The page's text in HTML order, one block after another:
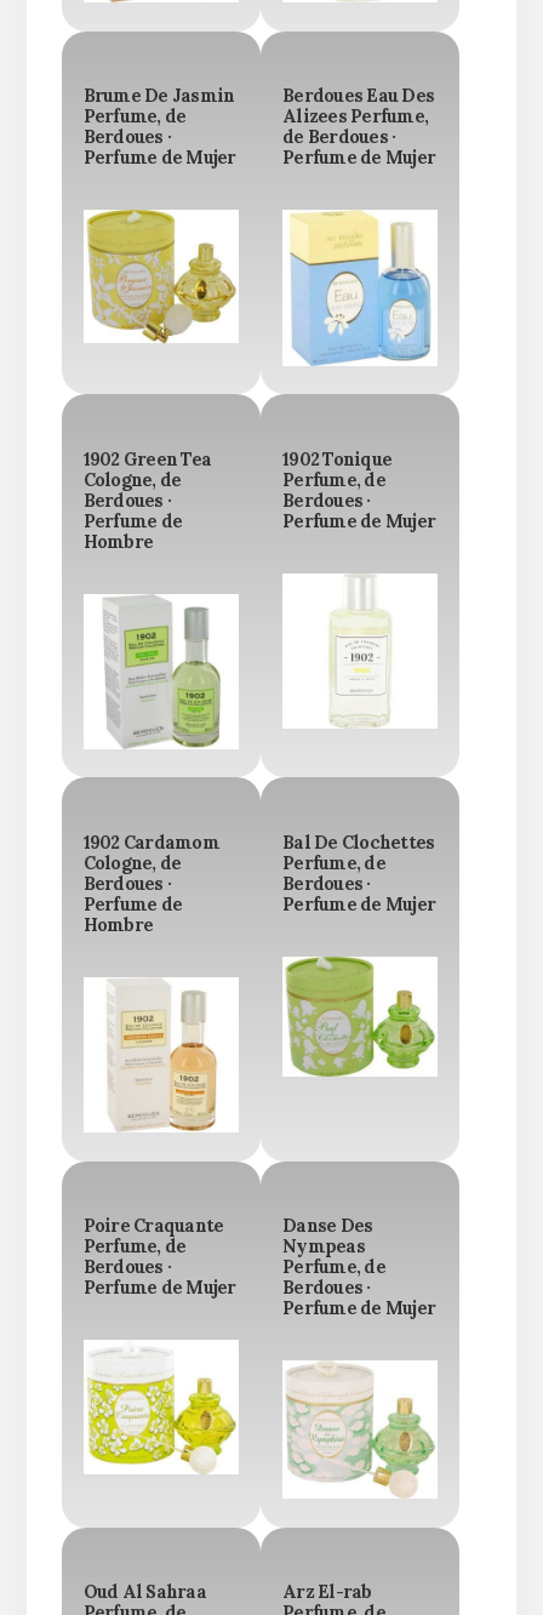
Brume De Jasmin
Perfume, de
Berdoues ·
Perfume de Mujer
Berdoues Eau Des
Alizees Perfume,
de Berdoues ·
Perfume de Mujer
1902 Green Tea
Cologne, de
Berdoues ·
Perfume de
Hombre
1902 Tonique
Perfume, de
Berdoues ·
Perfume de Mujer
1902 Cardamom
Cologne, de
Berdoues ·
Perfume de
Hombre
Bal De Clochettes
Perfume, de
Berdoues ·
Perfume de Mujer
Poire Craquante
Perfume, de
Berdoues ·
Perfume de Mujer
Danse Des
Nympeas
Perfume, de
Berdoues ·
Perfume de Mujer
Oud Al Sahraa
Arz El-rab